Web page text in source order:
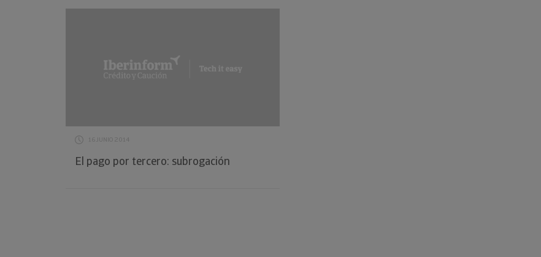
16 JUNIO 2014
El pago por tercero: subrogación